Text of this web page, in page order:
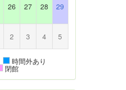
26 27 28 29
2 3 4 5
時間外あり
閉館